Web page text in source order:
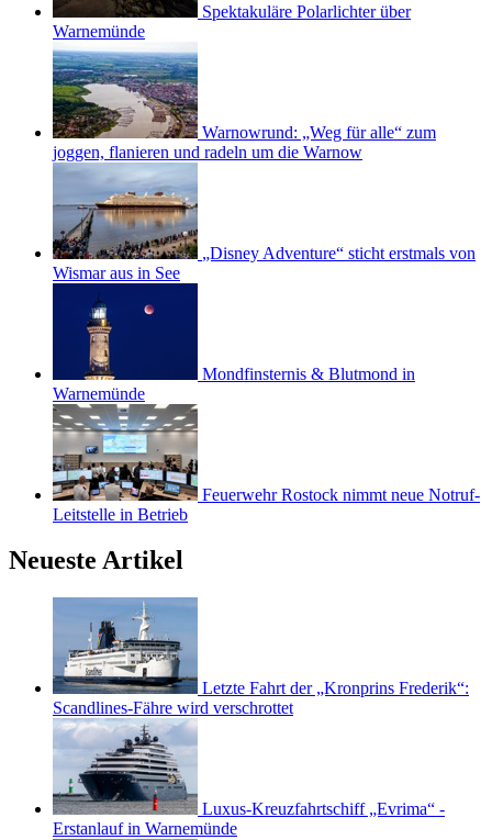
Spektakuläre Polarlichter über
Warnemünde
Warnowrund: „Weg für alle“ zum
joggen, flanieren und radeln um die Warnow
„Disney Adventure“ sticht erstmals von
Wismar aus in See
Mondfinsternis & Blutmond in
Warnemünde
Feuerwehr Rostock nimmt neue Notruf-
Leitstelle in Betrieb
Neueste Artikel
Letzte Fahrt der „Kronprins Frederik“:
Scandlines-Fähre wird verschrottet
Luxus-Kreuzfahrtschiff „Evrima“ -
Erstanlauf in Warnemünde